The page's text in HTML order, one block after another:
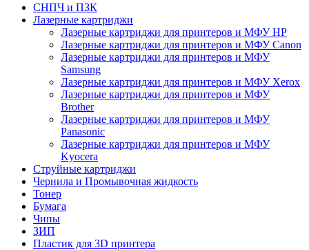
СНПЧ и ПЗК
Лазерные картриджи
Лазерные картриджи для принтеров и МФУ HP
Лазерные картриджи для принтеров и МФУ Canon
Лазерные картриджи для принтеров и МФУ
Samsung
Лазерные картриджи для принтеров и МФУ Xerox
Лазерные картриджи для принтеров и МФУ
Brother
Лазерные картриджи для принтеров и МФУ
Panasonic
Лазерные картриджи для принтеров и МФУ
Kyocera
Струйные картриджи
Чернила и Промывочная жидкость
Тонер
Бумага
Чипы
ЗИП
Пластик для 3D принтера